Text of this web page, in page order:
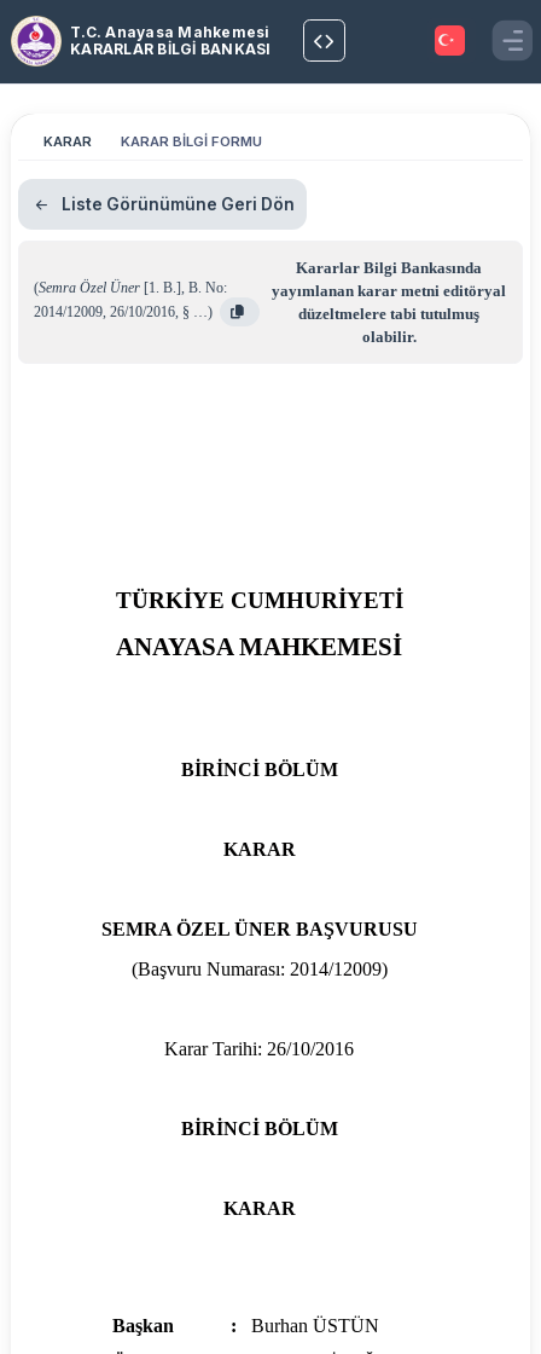
T.C. Anayasa Mahkemesi
KARARLAR BİLGİ BANKASI
KARAR KARAR BİLGİ FORMU
Liste Görünümüne Geri Dön
(Semra Özel Üner [1. B.], B. No:
2014/12009, 26/10/2016, § …)
Kararlar Bilgi Bankasında
yayımlanan karar metni editöryal
düzeltmelere tabi tutulmuş
olabilir.